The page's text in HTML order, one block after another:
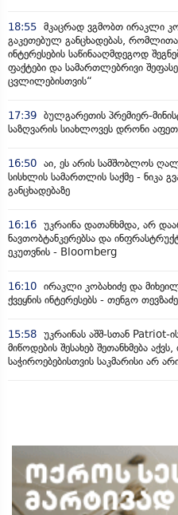
18:55 მკაცრად ვგმობთ ირაკლი
გაკეთებულ განცხადებას,
ინტერესების საწინააღმდეგოდ
ფაქტები და სამართლებრივი
ცვლილებისთვის“
17:39 ბულგარეთის პრემიერ-
საზღვარის სიახლოვეს დრონი
16:50 აი, ეს არის სამშობლოს
სისხლის სამართლის საქმე - ნიკა
განცხადებაზე
16:16 უკრაინა დათანხმდა, არ
ნავთობტანკერებსა და
ეკუთვნის - Bloomberg
16:10 ირაკლი კობახიძე და
ქვეყნის ინტერესებს - თენგო თევზაძე
15:58 უკრაინას აშშ-სთან Patriot-
მიწოდების შესახებ შეთანხმება
საჭიროებებისთვის საკმარისი არ